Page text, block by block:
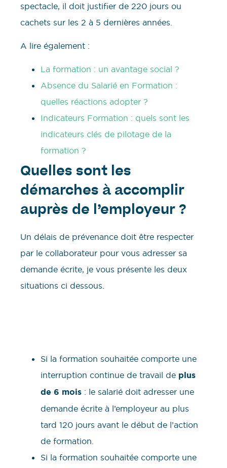
spectacle, il doit justifier de 220 jours ou
cachets sur les 2 à 5 dernières années.
A lire également :
La formation : un avantage social ?
Absence du Salarié en Formation :
quelles réactions adopter ?
Indicateurs Formation : quels sont les
indicateurs clés de pilotage de la
formation ?
Quelles sont les
démarches à accomplir
auprès de l’employeur ?
Un délais de prévenance doit être respecter
par le collaborateur pour vous adresser sa
demande écrite, je vous présente les deux
situations ci dessous.
Si la formation souhaitée comporte une
interruption continue de travail de plus
de 6 mois : le salarié doit adresser une
demande écrite à l’employeur au plus
tard 120 jours avant le début de l’action
de formation.
Si la formation souhaitée comporte une